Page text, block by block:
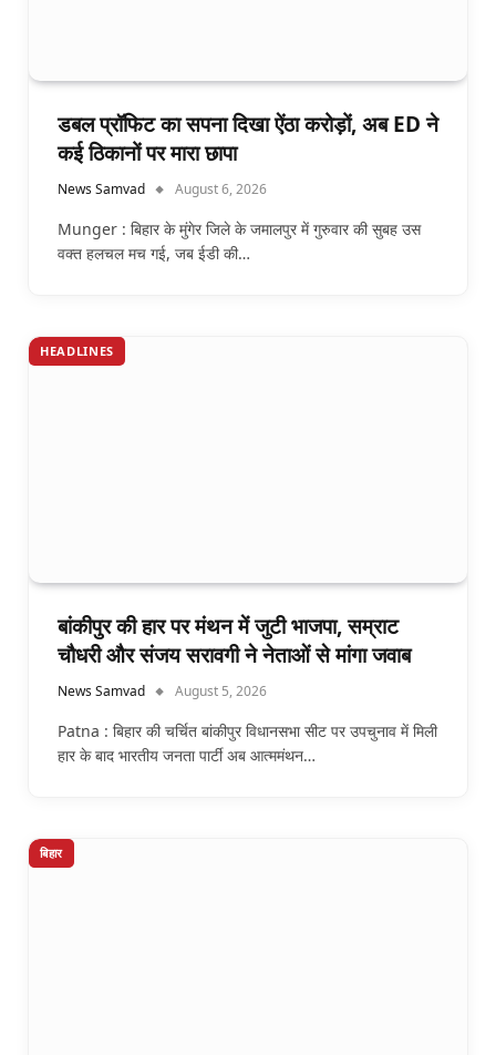
डबल प्रॉफिट का सपना दिखा ऐंठा करोड़ों, अब ED ने
कई ठिकानों पर मारा छापा
News Samvad August 6, 2026
Munger : बिहार के मुंगेर जिले के जमालपुर में गुरुवार की सुबह उस
वक्त हलचल मच गई, जब ईडी की…
HEADLINES
बांकीपुर की हार पर मंथन में जुटी भाजपा, सम्राट
चौधरी और संजय सरावगी ने नेताओं से मांगा जवाब
News Samvad August 5, 2026
Patna : बिहार की चर्चित बांकीपुर विधानसभा सीट पर उपचुनाव में मिली
हार के बाद भारतीय जनता पार्टी अब आत्ममंथन…
बिहार